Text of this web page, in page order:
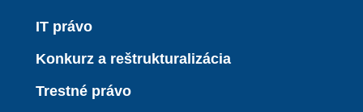
IT právo
Konkurz a reštrukturalizácia
Trestné právo